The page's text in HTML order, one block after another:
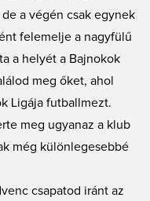
a végén csak egynek
felemelje a nagyfülű
a helyét a Bajnokok
meg őket, ahol
Ligája futballmezt.
meg ugyanaz a klub
még különlegesebbé
csapatod iránt az